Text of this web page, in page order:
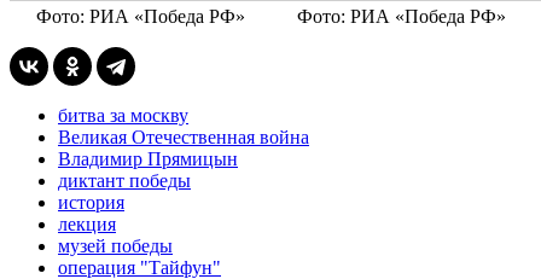
Фото: РИА «Победа РФ» Фото: РИА «Победа РФ»
битва за москву
Великая Отечественная война
Владимир Прямицын
диктант победы
история
лекция
музей победы
операция "Тайфун"